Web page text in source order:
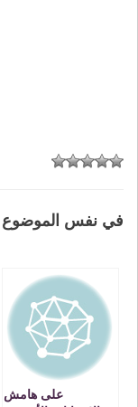
في نفس الموضوع
على هامش